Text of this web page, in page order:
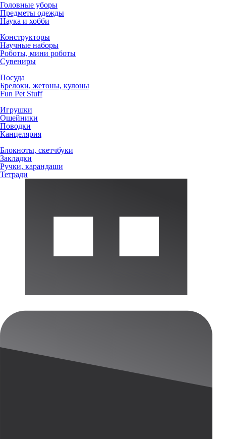
Головные уборы
Предметы одежды
Наука и хобби
Конструкторы
Научные наборы
Роботы, мини роботы
Сувениры
Посуда
Брелоки, жетоны, кулоны
Fun Pet Stuff
Игрушки
Ошейники
Поводки
Канцелярия
Блокноты, скетчбуки
Закладки
Ручки, карандаши
Тетради